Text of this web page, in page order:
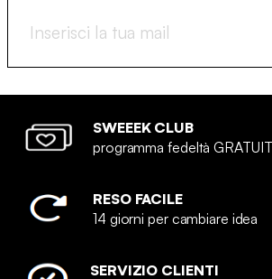
SWEEEK CLUB
programma fedeltà
RESO FACILE
14 giorni per cambiare idea
SERVIZIO CLIENTI